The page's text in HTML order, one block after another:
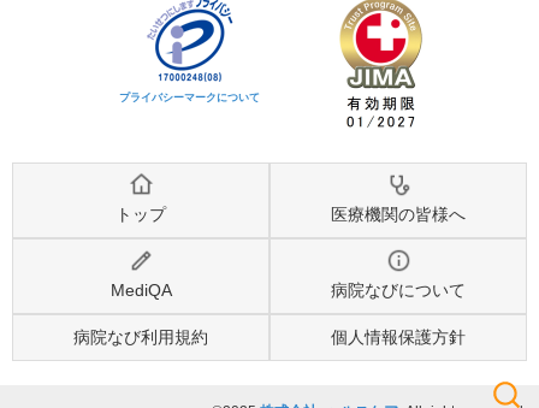
プライバシーマークについて
トップ 医療機関の皆様へ
MediQA 病院なびについて
病院なび利用規約 個人情報保護方針